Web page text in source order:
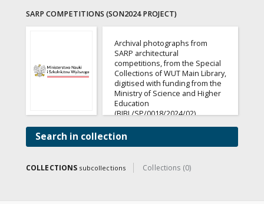
SARP COMPETITIONS (SON2024 PROJECT)
Archival photographs from
SARP architectural
competitions, from the Special
Collections of WUT Main Library,
digitised with funding from the
Ministry of Science and Higher
Education
(BIBL/SP/0018/2024/02)
Search in collection
COLLECTIONS subcollections Collections (0)